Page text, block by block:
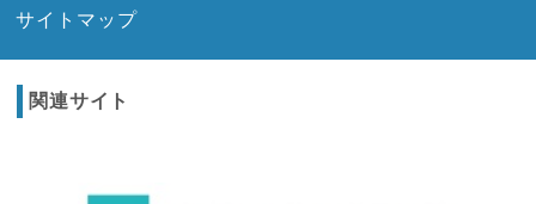
サイトマップ
関連サイト